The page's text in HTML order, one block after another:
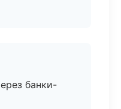
банки-